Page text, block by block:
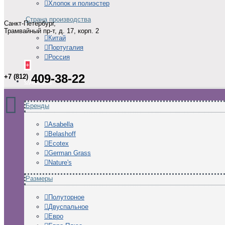
Хлопок и полиэстер
Страна производства
Китай
Португалия
Россия
+
ОДЕЯЛА
Бренды
Asabella
Belashoff
Ecotex
German Grass
Nature's
Размеры
Полуторное
Двуспальное
Евро
Санкт-Петербург,
Трамвайный пр-т, д. 17, корп. 2
+7 (812) 409-38-22